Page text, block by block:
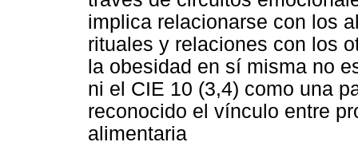
implica relacionarse con los
rituales y relaciones con los
la obesidad en sí misma no
ni el CIE 10 (3,4) como una
reconocido el vínculo entre
alimentaria